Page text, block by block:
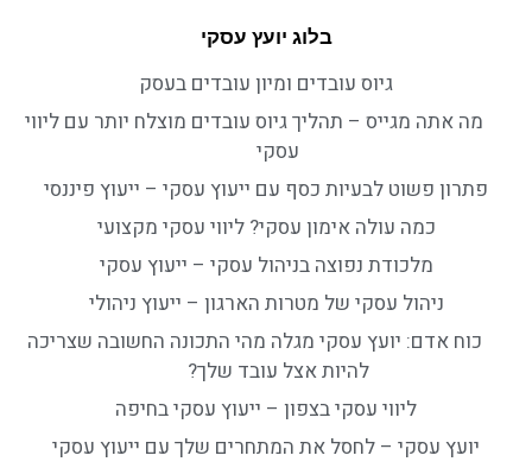
בלוג יועץ עסקי
גיוס עובדים ומיון עובדים בעסק
מה אתה מגייס – תהליך גיוס עובדים מוצלח יותר עם ליווי
עסקי
פתרון פשוט לבעיות כסף עם ייעוץ עסקי – ייעוץ פיננסי
כמה עולה אימון עסקי? ליווי עסקי מקצועי
מלכודת נפוצה בניהול עסקי – ייעוץ עסקי
ניהול עסקי של מטרות הארגון – ייעוץ ניהולי
כוח אדם: יועץ עסקי מגלה מהי התכונה החשובה שצריכה
להיות אצל עובד שלך?
ליווי עסקי בצפון – ייעוץ עסקי בחיפה
יועץ עסקי – לחסל את המתחרים שלך עם ייעוץ עסקי